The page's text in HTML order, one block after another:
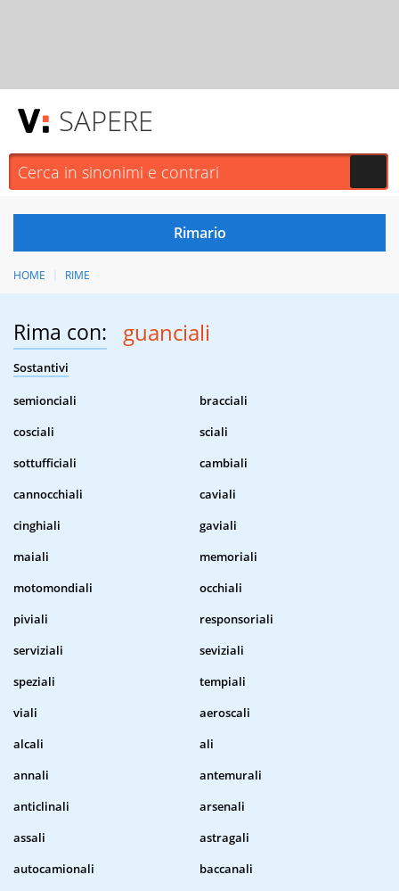
SAPERE
HOME RIME
Rima con: guanciali
Sostantivi
semionciali
bracciali
cosciali
sciali
sottufficiali
cambiali
cannocchiali
caviali
cinghiali
gaviali
maiali
memoriali
motomondiali
occhiali
piviali
responsoriali
serviziali
seviziali
speziali
tempiali
viali
aeroscali
alcali
ali
annali
antemurali
anticlinali
arsenali
assali
astragali
autocamionali
baccanali